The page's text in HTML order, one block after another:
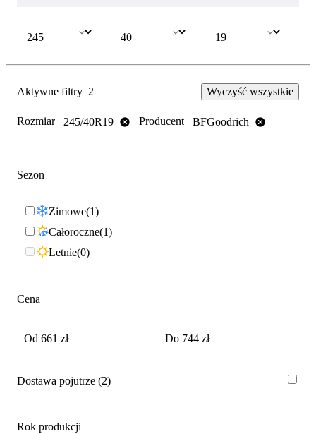
Aktywne filtry 2 Wyczyść wszystkie
Rozmiar 245/40R19 Producent BFGoodrich
Sezon
Zimowe 1
Całoroczne 1
Letnie 0
Cena
Dostawa pojutrze 2
Rok produkcji